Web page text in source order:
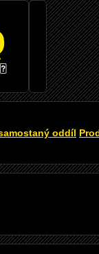
oddíl